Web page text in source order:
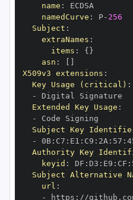
name :
namedCurve : P- 256
Subject :
extraNames :
items : { }
asn :
X509v3 extensions :
Key Usage (critical) :
-
Extended Key Usage :
-
Subject Key
-
0B: C7 : E1 : C9 : 2A : 57 :
Authority Key
keyid : DF : D3 : E9 : CF :
Subject Alternative
url :
-
https :